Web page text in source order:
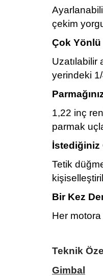
çekim
Çok Yönlü
Uzatılabilir
yerindeki
1,22 inç
parmak
İstediğiniz
Tetik
Bir Kez
Her
Teknik
Gimbal